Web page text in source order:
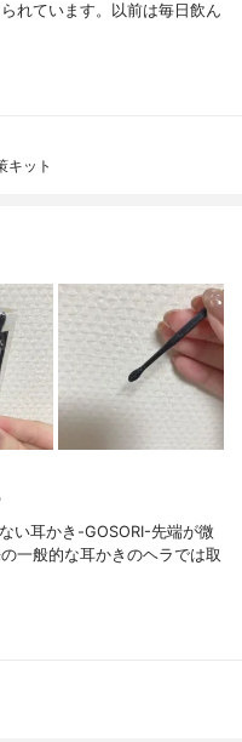
れています。以前は毎日飲ん
キット
い耳かき-GOSORI-先端が微
一般的な耳かきのヘラでは取